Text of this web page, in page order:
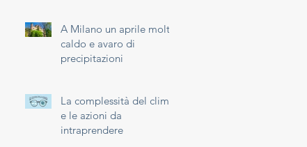
A Milano un aprile molto
caldo e avaro di
precipitazioni
La complessità del clima
e le azioni da
intraprendere